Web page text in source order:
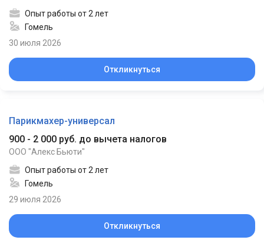
Опыт работы от 2 лет
Гомель
30 июля 2026
Откликнуться
Парикмахер-универсал
900 - 2 000 руб. до вычета налогов
ООО "Алекс Бьюти"
Опыт работы от 2 лет
Гомель
29 июля 2026
Откликнуться